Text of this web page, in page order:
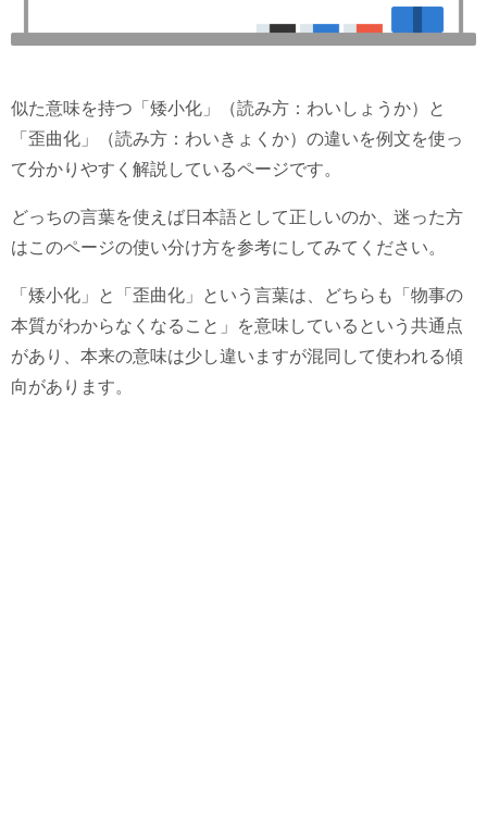
似た意味を持つ「矮小化」（読み方：わいしょうか）と
「歪曲化」（読み方：わいきょくか）の違いを例文を使っ
て分かりやすく解説しているページです。
どっちの言葉を使えば日本語として正しいのか、迷った方
はこのページの使い分け方を参考にしてみてください。
「矮小化」と「歪曲化」という言葉は、どちらも「物事の
本質がわからなくなること」を意味しているという共通点
があり、本来の意味は少し違いますが混同して使われる傾
向があります。